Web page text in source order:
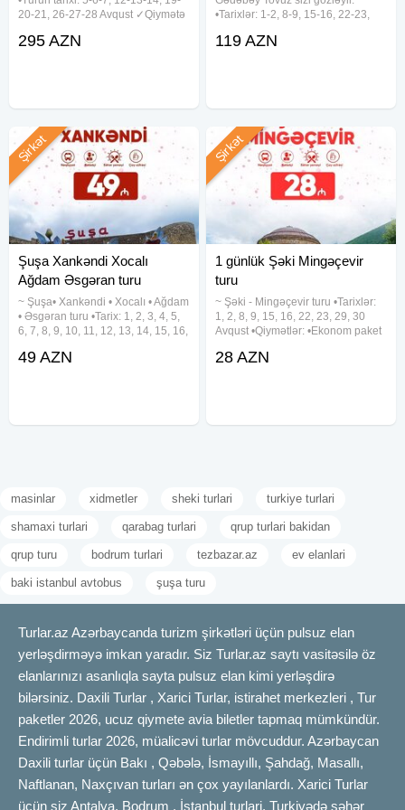
20-21, 26-27-28 Avqust ✓Qiymətə
Spa-da gecələmə - 3 dəfə səhər
295 AZN
•Tarixlər: 1-2, 8-9, 15-16, 22-23,
✓Tur paketinə daxildir: - Rahat vip
119 AZN
Şuşa Xankəndi Xocalı
Ağdam Əsgəran turu
~ Şuşa• Xankəndi • Xocalı • Ağdam
• Əsgəran turu •Tarix: 1, 2, 3, 4, 5,
6, 7, 8, 9, 10, 11, 12, 13, 14, 15, 16,
26, 27, 28, 29, 30, 31 Avqust
Şirkət
49 AZN
1 günlük Şəki Mingəçevir
turu
~ Şəki - Mingəçevir turu •Tarixlər:
1, 2, 8, 9, 15, 16, 22, 23, 29, 30
Avqust •Qiymətlər: •Ekonom paket
✓Qiymətə daxildir: •Komfortlu
Şirkət
28 AZN
masinlar xidmetler sheki turlari turkiye turlari
shamaxi turlari qarabag turlari qrup turlari bakidan
qrup turu bodrum turlari tezbazar.az ev elanlari
baki istanbul avtobus şuşa turu
Turlar.az Azərbaycanda turizm şirkətləri üçün pulsuz elan
yerləşdirməyə imkan yaradır. Siz Turlar.az saytı vasitəsilə öz
elanlarınızı asanlıqla sayta pulsuz elan kimi yerləşdirə
bilərsiniz. Daxili Turlar , Xarici Turlar, istirahet merkezleri , Tur
paketler 2026, ucuz qiymete avia biletler tapmaq mümkündür.
Endirimli turlar 2026, müalicəvi turlar mövcuddur. Azərbaycan
Daxili turlar üçün Bakı , Qəbələ, İsmayıllı, Şahdağ, Masallı,
Naftlanan, Naxçıvan turları ən çox yayılanlardı. Xarici Turlar
üçün siz Antalya, Bodrum , İstanbul turlari, Turkiyədə şəhər